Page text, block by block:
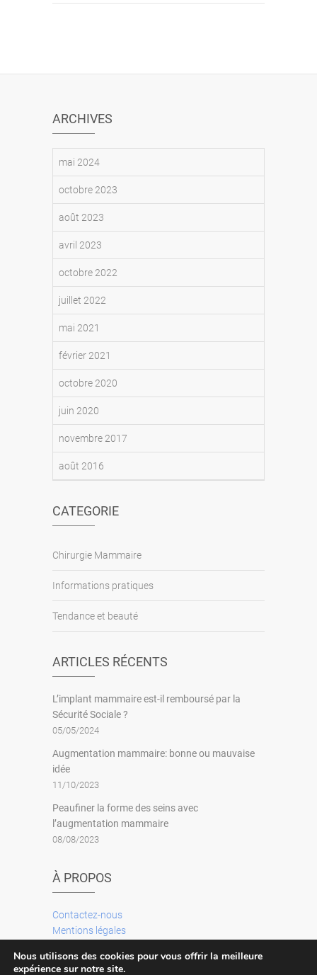
ARCHIVES
mai 2024
octobre 2023
août 2023
avril 2023
octobre 2022
juillet 2022
mai 2021
février 2021
octobre 2020
juin 2020
novembre 2017
août 2016
CATEGORIE
Chirurgie Mammaire
Informations pratiques
Tendance et beauté
ARTICLES RÉCENTS
L’implant mammaire est-il remboursé par la
Sécurité Sociale ?
05/05/2024
Augmentation mammaire: bonne ou mauvaise
idée
11/10/2023
Peaufiner la forme des seins avec
l’augmentation mammaire
08/08/2023
À PROPOS
Contactez-nous
Mentions légales
Nous utilisons des cookies pour vous offrir la meilleure
expérience sur notre site.